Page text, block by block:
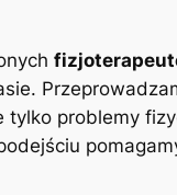
tylko problemy